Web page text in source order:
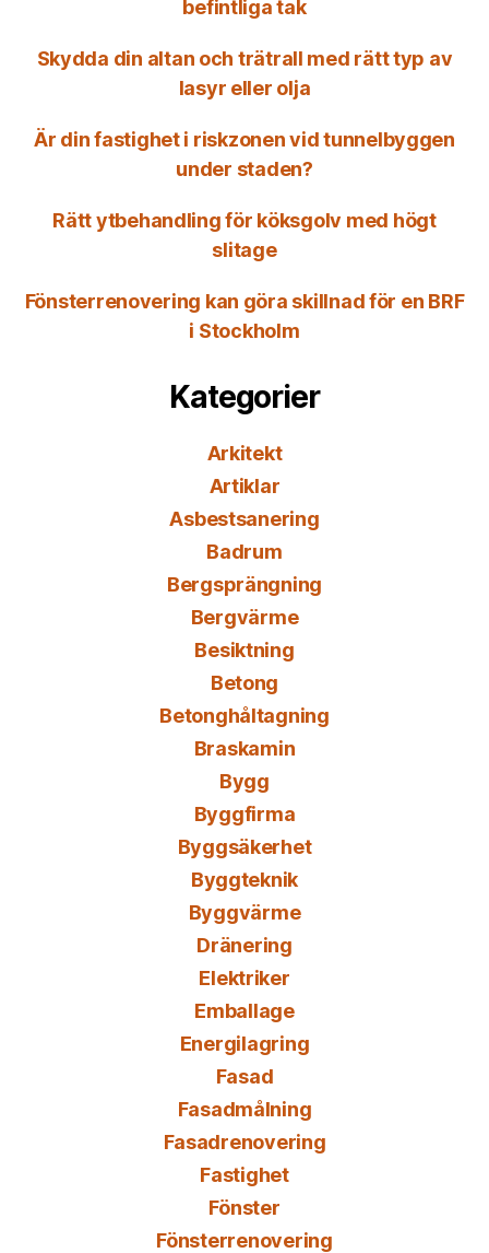
befintliga tak
Skydda din altan och trätrall med rätt typ av
lasyr eller olja
Är din fastighet i riskzonen vid tunnelbyggen
under staden?
Rätt ytbehandling för köksgolv med högt
slitage
Fönsterrenovering kan göra skillnad för en BRF
i Stockholm
Kategorier
Arkitekt
Artiklar
Asbestsanering
Badrum
Bergsprängning
Bergvärme
Besiktning
Betong
Betonghåltagning
Braskamin
Bygg
Byggfirma
Byggsäkerhet
Byggteknik
Byggvärme
Dränering
Elektriker
Emballage
Energilagring
Fasad
Fasadmålning
Fasadrenovering
Fastighet
Fönster
Fönsterrenovering